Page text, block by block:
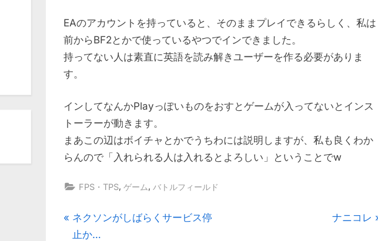
EAのアカウントを持っていると、そのままプレイできるらしく、私は
前からBF2とかで使っているやつでインできました。
持ってない人は素直に英語を読み解きユーザーを作る必要がありま
す。
インしてなんかPlayっぽいものをおすとゲームが入ってないとインス
トーラーが動きます。
まあこの辺はボイチャとかでうちわには説明しますが、私も良くわか
らんので「入れられる人は入れるとよろしい」ということでw
FPS・TPS, ゲーム, バトルフィールド
投
P
r
ネクソンがしばらくサービス停
止か…
N
ナニコレ